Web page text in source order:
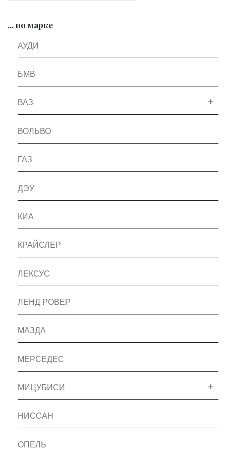
... по марке
АУДИ
БМВ
ВАЗ
ВОЛЬВО
ГАЗ
ДЭУ
КИА
КРАЙСЛЕР
ЛЕКСУС
ЛЕНД РОВЕР
МАЗДА
МЕРСЕДЕС
МИЦУБИСИ
НИССАН
ОПЕЛЬ